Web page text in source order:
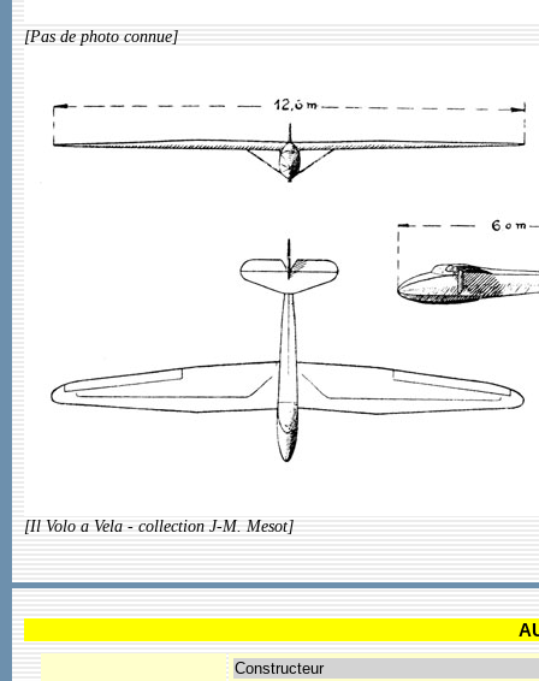
[Pas de photo connue]
[Il Volo a Vela - collection J-M. Mesot]
Constructeur